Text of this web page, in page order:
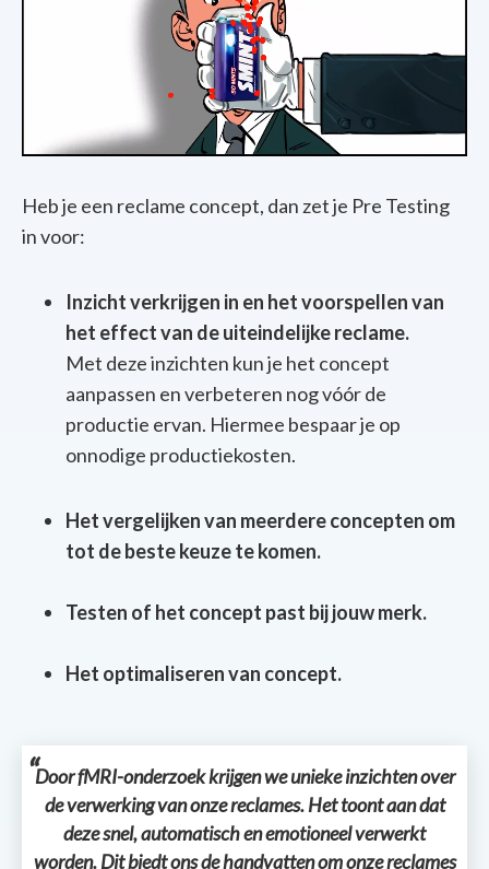
Heb je een reclame concept, dan zet je Pre Testing
in voor:
Inzicht verkrijgen in en het voorspellen van
het effect van de uiteindelijke reclame.
Met deze inzichten kun je het concept
aanpassen en verbeteren nog vóór de
productie ervan. Hiermee bespaar je op
onnodige productiekosten.
Het vergelijken van meerdere concepten om
tot de beste keuze te komen.
Testen of het concept past bij jouw merk.
Het optimaliseren van concept.
Door fMRI-onderzoek krijgen we unieke inzichten over
de verwerking van onze reclames. Het toont aan dat
deze snel, automatisch en emotioneel verwerkt
worden. Dit biedt ons de handvatten om onze reclames